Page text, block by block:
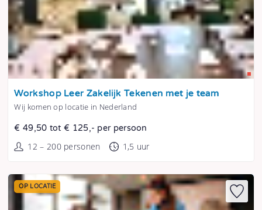
Tonen
Workshop Leer Zakelijk Tekenen met je team
Wij komen op locatie in Nederland
€ 49,50 tot € 125,- per persoon
12 – 200 personen 1,5 uur
OP LOCATIE